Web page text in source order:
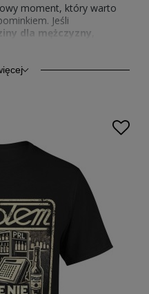
moment, który warto
Jeśli
dla mężczyzny
jednocześnie oryginalna,
Dzięki temu łatwiej
latka
, który nie będzie
elementem